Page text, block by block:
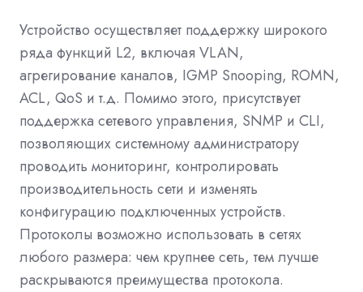
Устройство осуществляет поддержку широкого
ряда функций L2, включая VLAN,
агрегирование каналов, IGMP Snooping, ROMN,
ACL, QoS и т.д. Помимо этого, присутствует
поддержка сетевого управления, SNMP и CLI,
позволяющих системному администратору
проводить мониторинг, контролировать
производительность сети и изменять
конфигурацию подключенных устройств.
Протоколы возможно использовать в сетях
любого размера: чем крупнее сеть, тем лучше
раскрываются преимущества протокола.